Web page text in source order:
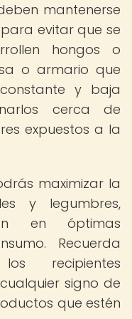
mantenerse
evitar que se
hongos o
o armario que
y baja
cerca de
expuestos a la
maximizar la
y legumbres,
en óptimas
Recuerda
recipientes
signo de
que estén